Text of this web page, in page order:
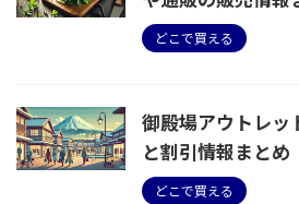
どこで買える
御殿場アウトレッ
と割引情報まとめ
どこで買える